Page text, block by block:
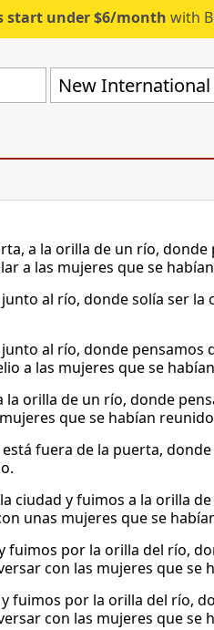
start under $6/month with
New International
a la orilla de un río,
a las mujeres que se
al río, donde solía ser
al río, donde
a las mujeres que se
orilla de un río, donde
que se habían
fuera de la puerta,
ciudad y fuimos a la orilla
unas mujeres que se
fuimos por la orilla del río,
con las mujeres que se
fuimos por la orilla del río,
con las mujeres que se